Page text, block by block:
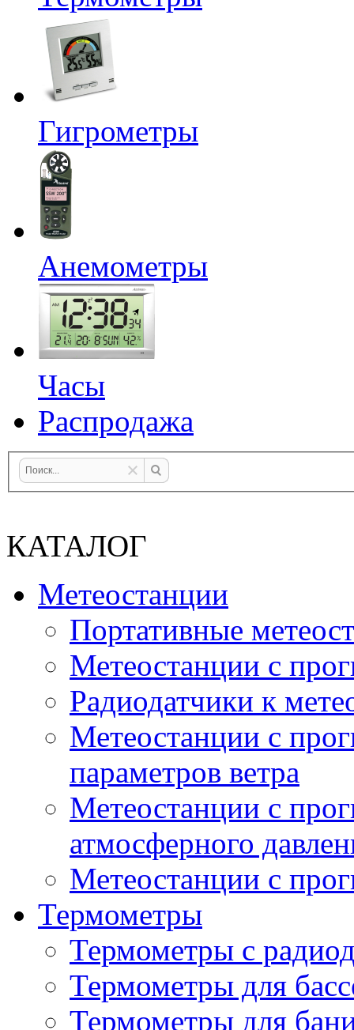
Гигрометры
Анемометры
Часы
Распродажа
КАТАЛОГ
Метеостанции
Портативные
Метеостанции с
Радиодатчики к
Метеостанции с
параметров ветра
Метеостанции с
атмосферного
Метеостанции с
Термометры
Термометры с
Термометры для
Термометры для